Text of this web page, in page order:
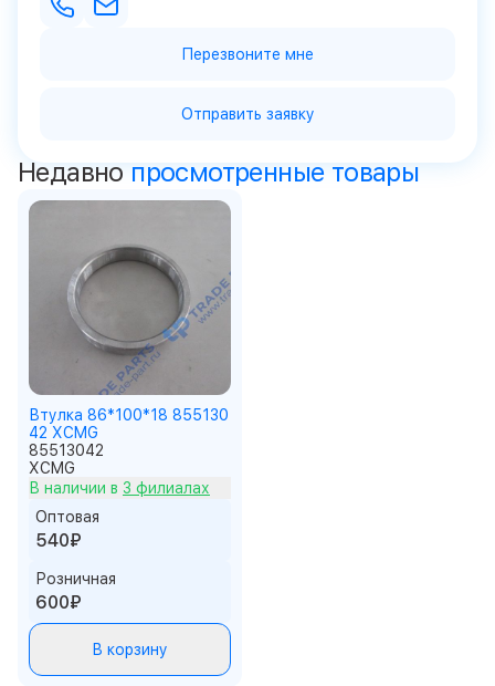
Перезвоните мне
Отправить заявку
Недавно просмотренные товары
Втулка 86*100*18 855130
42 XCMG
85513042
XCMG
В наличии в 3 филиалах
Оптовая
540₽
Розничная
600₽
В корзину